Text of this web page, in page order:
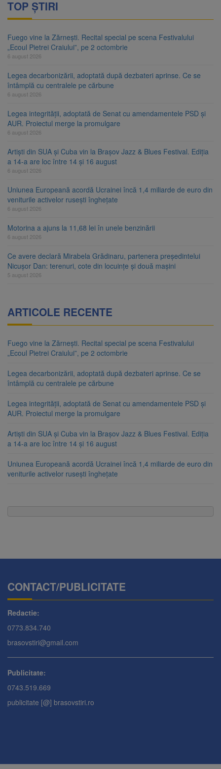
TOP ȘTIRI
Fuego vine la Zărnești. Recital special pe scena Festivalului
„Ecoul Pietrei Craiului”, pe 2 octombrie
6 august 2026
Legea decarbonizării, adoptată după dezbateri aprinse. Ce se
întâmplă cu centralele pe cărbune
6 august 2026
Legea integrității, adoptată de Senat cu amendamentele PSD și
AUR. Proiectul merge la promulgare
6 august 2026
Artiști din SUA și Cuba vin la Brașov Jazz & Blues Festival. Ediția
a 14-a are loc între 14 și 16 august
6 august 2026
Uniunea Europeană acordă Ucrainei încă 1,4 miliarde de euro din
veniturile activelor rusești înghețate
6 august 2026
Motorina a ajuns la 11,68 lei în unele benzinării
6 august 2026
Ce avere declară Mirabela Grădinaru, partenera președintelui
Nicușor Dan: terenuri, cote din locuințe și două mașini
5 august 2026
ARTICOLE RECENTE
Fuego vine la Zărnești. Recital special pe scena Festivalului
„Ecoul Pietrei Craiului”, pe 2 octombrie
Legea decarbonizării, adoptată după dezbateri aprinse. Ce se
întâmplă cu centralele pe cărbune
Legea integrității, adoptată de Senat cu amendamentele PSD și
AUR. Proiectul merge la promulgare
Artiști din SUA și Cuba vin la Brașov Jazz & Blues Festival. Ediția
a 14-a are loc între 14 și 16 august
Uniunea Europeană acordă Ucrainei încă 1,4 miliarde de euro din
veniturile activelor rusești înghețate
CONTACT/PUBLICITATE
Redactie:
0773.834.740
brasovstiri@gmail.com
Publicitate:
0743.519.669
publicitate [@] brasovstiri.ro